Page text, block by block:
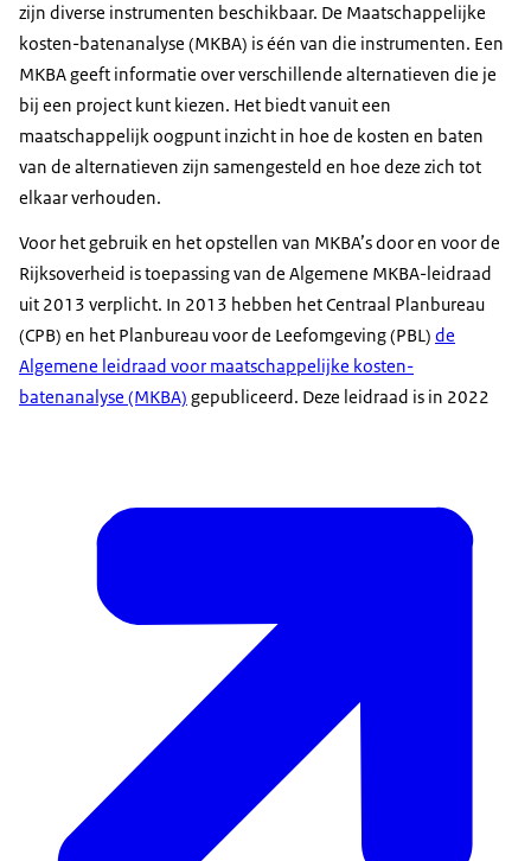
zijn diverse instrumenten beschikbaar. De Maatschappelijke
kosten-batenanalyse (MKBA) is één van die instrumenten. Een
MKBA geeft informatie over verschillende alternatieven die je
bij een project kunt kiezen. Het biedt vanuit een
maatschappelijk oogpunt inzicht in hoe de kosten en baten
van de alternatieven zijn samengesteld en hoe deze zich tot
elkaar verhouden.
Voor het gebruik en het opstellen van MKBA’s door en voor de
Rijksoverheid is toepassing van de Algemene MKBA-leidraad
uit 2013 verplicht. In 2013 hebben het Centraal Planbureau
(CPB) en het Planbureau voor de Leefomgeving (PBL) de
Algemene leidraad voor maatschappelijke kosten-
batenanalyse (MKBA) gepubliceerd. Deze leidraad is in 2022